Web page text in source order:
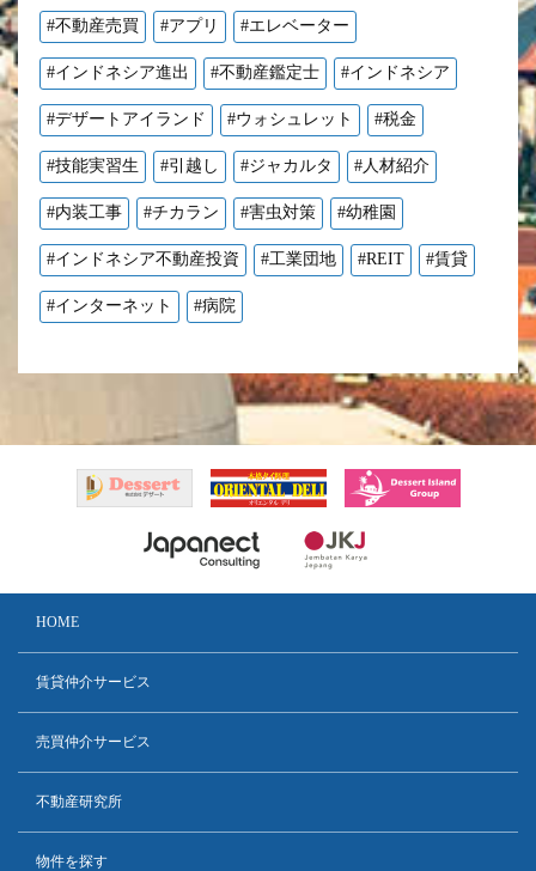
#不動産売買 #アプリ #エレベーター
#インドネシア進出 #不動産鑑定士 #インドネシア
#デザートアイランド #ウォシュレット #税金
#技能実習生 #引越し #ジャカルタ #人材紹介
#内装工事 #チカラン #害虫対策 #幼稚園
#インドネシア不動産投資 #工業団地 #REIT #賃貸
#インターネット #病院
HOME
賃貸仲介サービス
売買仲介サービス
不動産研究所
物件を探す